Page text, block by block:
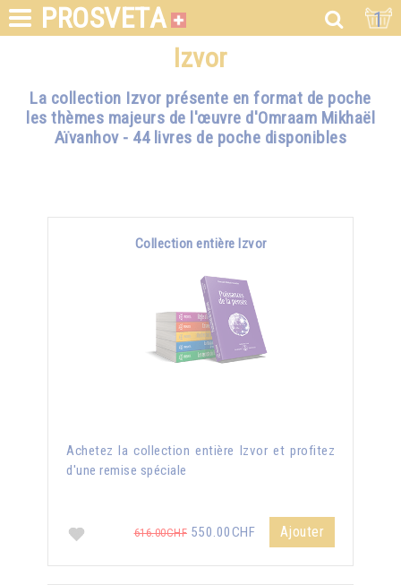
PROSVETA 1
Izvor
La collection Izvor présente en format de poche
les thèmes majeurs de l'œuvre d'Omraam Mikhaël
Aïvanhov - 44 livres de poche disponibles
Collection entière Izvor
Achetez la collection entière Izvor et profitez
d'une remise spéciale
616.00CHF 550.00CHF Ajouter